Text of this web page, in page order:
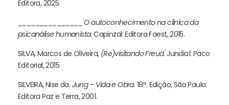
Editora, 2025.
_______________O autoconhecimento na clínica da
psicanálise humanista. Capinzal: Editora Faest, 2015.
SILVA, Marcos de Oliveira, (Re)visitando Freud. Jundiaí: Paco
Editorial, 2015
SILVEIRA, Nise da. Jung – Vida e Obra. 18ª. Edição, São Paulo:
Editora Paz e Terra, 2001.